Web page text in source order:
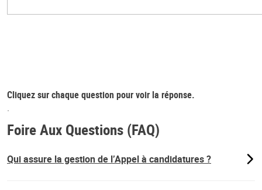
Cliquez sur chaque question pour voir la réponse.
.
Foire Aux Questions (FAQ)
Qui assure la gestion de l’Appel à candidatures ?